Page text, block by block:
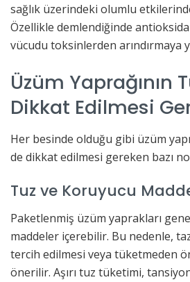
sağlık üzerindeki olumlu
Özellikle demlendiğinde
vücudu toksinlerden arındırmaya
Üzüm Yaprağının
Dikkat Edilmesi
Her besinde olduğu gibi üzüm
de dikkat edilmesi gereken bazı
Tuz ve Koruyucu
Paketlenmiş üzüm yaprakları
maddeler içerebilir. Bu nedenle,
tercih edilmesi veya tüketmeden
önerilir. Aşırı tuz tüketimi,